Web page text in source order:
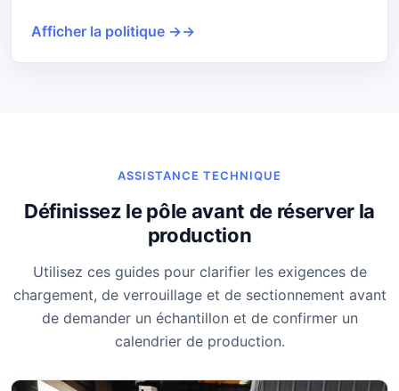
Afficher la politique →
ASSISTANCE TECHNIQUE
Définissez le pôle avant de réserver la
production
Utilisez ces guides pour clarifier les exigences de
chargement, de verrouillage et de sectionnement avant
de demander un échantillon et de confirmer un
calendrier de production.